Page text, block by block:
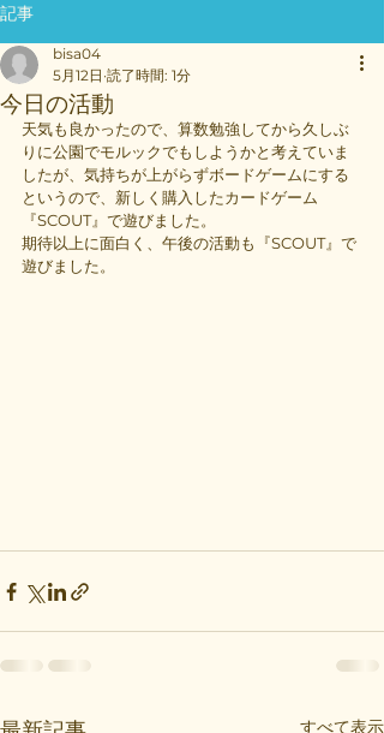
記事
今日の活動
bisa04
5月12日 読了時間: 1分
天気も良かったので、算数勉強してから久しぶ
りに公園でモルックでもしようかと考えていま
したが、気持ちが上がらずボードゲームにする
というので、新しく購入したカードゲーム
『SCOUT』で遊びました。
期待以上に面白く、午後の活動も『SCOUT』で
遊びました。
すべて表示